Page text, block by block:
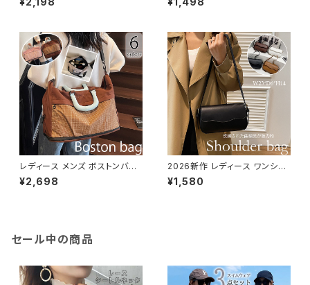
風 軽い ペーパー 麦わら風 花柄
ュアル サブバッグ 軽い
レディース メンズ ボストンバッ
グ 斜め掛け 肩掛け ハンドバッ
グ スポーツ 旅行 鞄 大容量 多
¥2,698
2026新作 レディース ワンショ
ルダーバッグ 肩掛け きれいめ
スクエア レザー調
¥1,580
セール中の商品